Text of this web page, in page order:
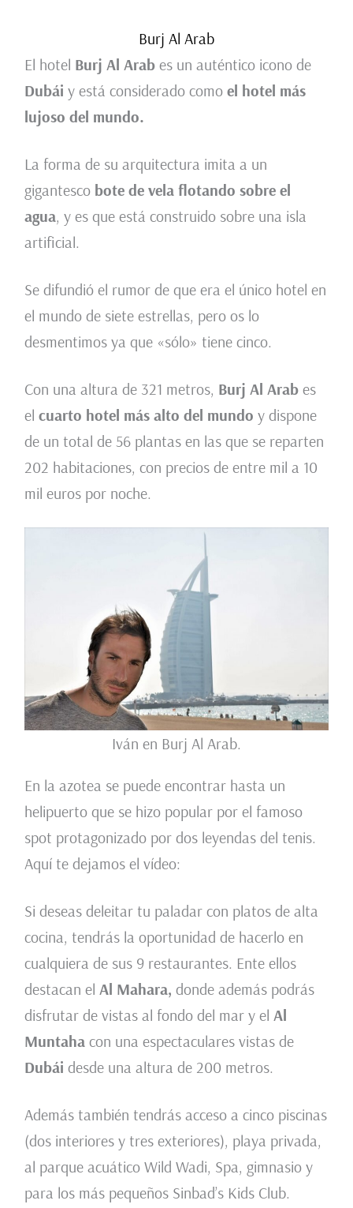
Burj Al Arab
El hotel Burj Al Arab es un auténtico icono de
Dubái y está considerado como el hotel más
lujoso del mundo.
La forma de su arquitectura imita a un
gigantesco bote de vela flotando sobre el
agua, y es que está construido sobre una isla
artificial.
Se difundió el rumor de que era el único hotel en
el mundo de siete estrellas, pero os lo
desmentimos ya que «sólo» tiene cinco.
Con una altura de 321 metros, Burj Al Arabes
el cuarto hotel más alto del mundo y dispone
de un total de 56 plantas en las que se reparten
202 habitaciones, con precios de entre mil a 10
mil euros por noche.
Iván en Burj Al Arab.
En la azotea se puede encontrar hasta un
helipuerto que se hizo popular por el famoso
spot protagonizado por dos leyendas del tenis.
Aquí te dejamos el vídeo:
Si deseas deleitar tu paladar con platos de alta
cocina, tendrás la oportunidad de hacerlo en
cualquiera de sus 9 restaurantes. Ente ellos
destacan el Al Mahara, donde además podrás
disfrutar de vistas al fondo del mar y el Al
Muntaha con una espectaculares vistas de
Dubái desde una altura de 200 metros.
Además también tendrás acceso a cinco piscinas
(dos interiores y tres exteriores), playa privada,
al parque acuático Wild Wadi, Spa, gimnasio y
para los más pequeños Sinbad’s Kids Club.